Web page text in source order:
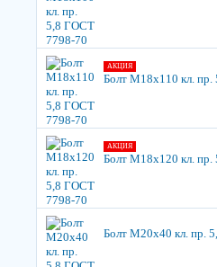
АКЦИЯ
Болт М18х110 кл.
АКЦИЯ
Болт М18х120 кл.
Болт М20х40 кл. пр.